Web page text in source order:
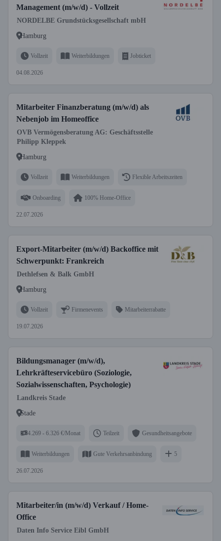
Management (m/w/d) - Vollzeit
NORDELBE Grundstücksgesellschaft mbH
Hamburg
Vollzeit Weiterbildungen Jobticket
04.08.2026
Mitarbeiter Finanzberatung (m/w/d) als
Nebenjob im Homeoffice
OVB Vermögensberatung AG: Geschäftsstelle
Philipp Kleppek
Hamburg
Vollzeit Weiterbildungen Flexible Arbeitszeiten
Onboarding 100% Home-Office
22.07.2026
Export-Mitarbeiter (m/w/d) Backoffice mit
Schwerpunkt: Frankreich
Dethlefsen & Balk GmbH
Hamburg
Vollzeit Firmenevents Mitarbeiterrabatte
19.07.2026
Bildungsmanager (m/w/d),
Lehrkräfteservicebüro (Soziologie,
Sozialwissenschaften, Psychologie)
Landkreis Stade
Stade
4.269 - 6.326 €/Monat Teilzeit Gesundheitsangebote
Weiterbildungen Gute Verkehrsanbindung 5
26.07.2026
Mitarbeiter/in (m/w/d) Verkauf / Home-
Office
Daten Info Service Eibl GmbH